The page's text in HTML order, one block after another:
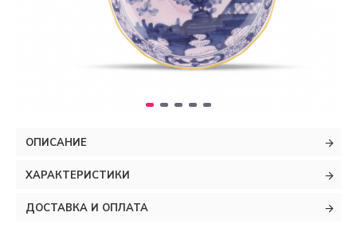
ОПИСАНИЕ
ХАРАКТЕРИСТИКИ
ДОСТАВКА И ОПЛАТА